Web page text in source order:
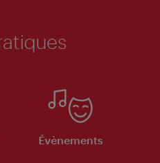
Évènements